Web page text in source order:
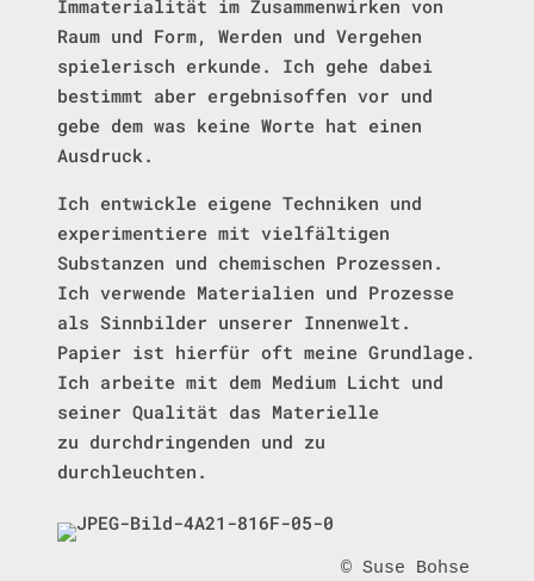
Immaterialität im Zusammenwirken von
Raum und Form, Werden und Vergehen
spielerisch erkunde.
Ich gehe dabei
bestimmt aber ergebnisoffen vor und
gebe dem was keine Worte hat einen
Ausdruck.
Ich entwickle eigene Techniken und
experimentiere mitvielfältigen
Substanzen und chemischen Prozessen.
Ich verwende Materialien und Prozesse
als Sinnbilder unserer Innenwelt.
Papier ist hierfür oft meine Grundlage.
Ich arbeite mit dem Medium Licht und
seiner Qualität das Materielle
zu durchdringenden und zu
durchleuchten .
© Suse Bohse